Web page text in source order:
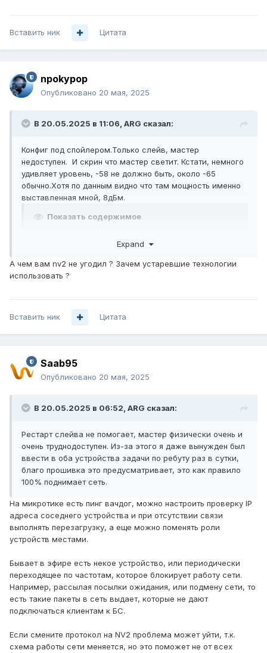
Вставить ник Цитата
npokypop
Опубликовано 20 мая, 2025
В 20.05.2025 в 11:06, ARG сказал:
Конфиг под спойлером.Только слейв, мастер
недоступен. И скрин что мастер светит. Кстати, немного
удивляет уровень, -58 не должно быть, около -65
обычно.Хотя по данным видно что там мощность именно
выставленная мной, 8дБм.
Показать содержимое
Еще строка из лога: 2C:C8:1B:6A:3A:52@wlan1: failed to
connect, on 5580/20-Ce/ac/DP(8dBm), authentication
Expand
А чем вам nv2 не угодил ? Зачем устаревшие технологии
использовать ?
Вставить ник Цитата
Saab95
Опубликовано 20 мая, 2025
В 20.05.2025 в 06:52, ARG сказал:
Рестарт слейва не помогает, мастер физически очень и
очень труднодоступен. Из-за этого я даже вынужден был
ввести в оба устройства задачи по ребуту раз в сутки,
благо прошивка это предусматривает, это как правило
100% поднимает сеть.
На микротике есть пинг вачдог, можно настроить проверку IP
адреса соседнего устройства и при отсутствии связи
выполнять перезагрузку, а еще можно поменять роли
устройств местами.
Бывает в эфире есть некое устройство, или периодически
переходящее по частотам, которое блокирует работу сети.
Например, рассылая посылки ожидания, или подмену сети, то
есть такие пакеты в сеть выдает, которые не дают
подключаться клиентам к БС.
Если смените протокол на NV2 проблема может уйти, т.к.
схема работы сети меняется, но это поможет не от всех